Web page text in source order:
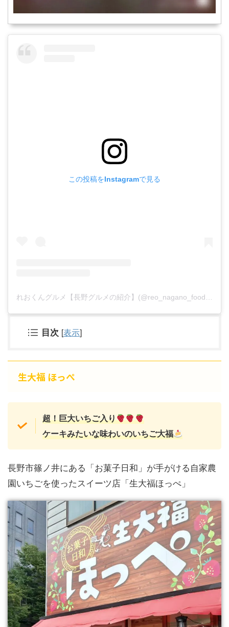
この投稿をInstagramで見る
れおくんグルメ【長野グルメの紹介】(@reo_nagano_food)がシェアした投稿
目次 [表示]
生大福 ほっぺ
超！巨大いちご入り
ケーキみたいな味わいのいちご大福
長野市篠ノ井にある「お菓子日和」が手がける自家農
園いちごを使ったスイーツ店「生大福ほっぺ」